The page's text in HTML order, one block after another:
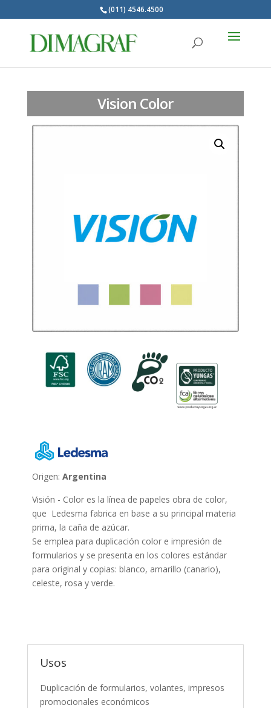
(011) 4546.4500
Products
Vision Color
Origen: Argentina
Visión - Color es la línea de papeles obra de color,
que Ledesma fabrica en base a su principal materia
prima, la caña de azúcar.
Se emplea para duplicación color e impresión de
formularios y se presenta en los colores estándar
para original y copias: blanco, amarillo (canario),
celeste, rosa y verde.
Usos
Duplicación de formularios, volantes, impresos
promocionales económicos